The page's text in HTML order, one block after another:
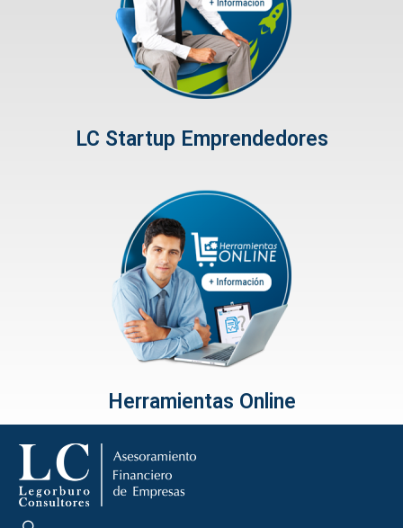
LC Startup Emprendedores
Herramientas Online